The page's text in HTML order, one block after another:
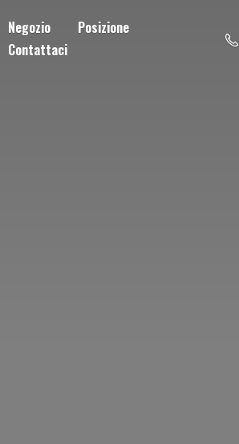
Negozio
Posizione
Contattaci